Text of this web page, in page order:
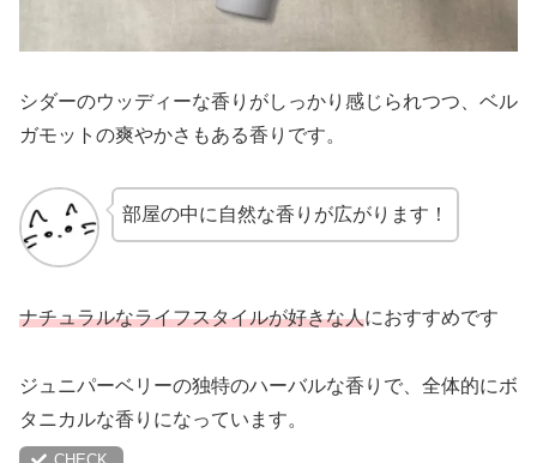
シダーのウッディーな香りがしっかり感じられつつ、ベル
ガモットの爽やかさもある香りです。
部屋の中に自然な香りが広がります！
ナチュラルなライフスタイルが好きな人におすすめです
ジュニパーベリーの独特のハーバルな香りで、全体的にボ
タニカルな香りになっています。